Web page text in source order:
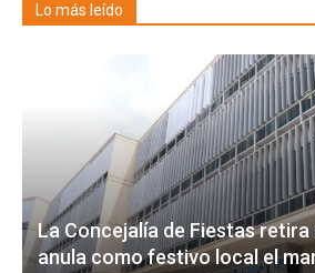
Lo más leído
La Concejalía de Fiestas
anula como festivo local el